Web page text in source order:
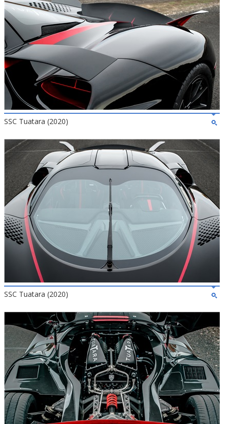
SSC Tuatara (2020)
SSC Tuatara (2020)